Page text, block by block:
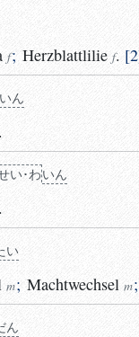
f; Herzblattlilie f. 2
いん
.
い･わいん
.
い
m; Machtwechsel m;
ん